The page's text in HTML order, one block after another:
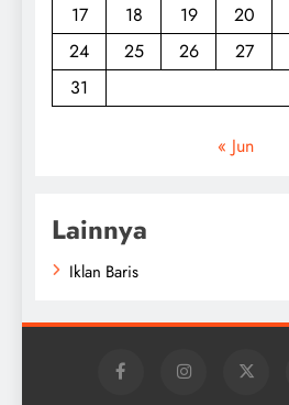
17
18 19 20
24
25 26 27
31
« Jun
Lainnya
Iklan Baris